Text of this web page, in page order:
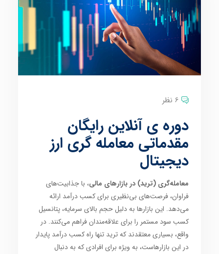
6 نظر
دوره ی آنلاین رایگان
مقدماتی معامله گری ارز
دیجیتال
معامله‌گری (ترید) در بازارهای مالی، با جذابیت‌های
فراوان، فرصت‌های بی‌نظیری برای کسب درآمد ارائه
می‌دهد. این بازارها به دلیل حجم بالای سرمایه، پتانسیل
کسب سود مستمر را برای علاقه‌مندان فراهم می‌کنند. در
واقع، بسیاری معتقدند که ترید تنها راه کسب درآمد پایدار
در این بازارهاست، به ویژه برای افرادی که به دنبال